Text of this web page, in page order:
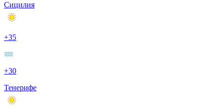
Сицилия
+35
+30
Тенерифе